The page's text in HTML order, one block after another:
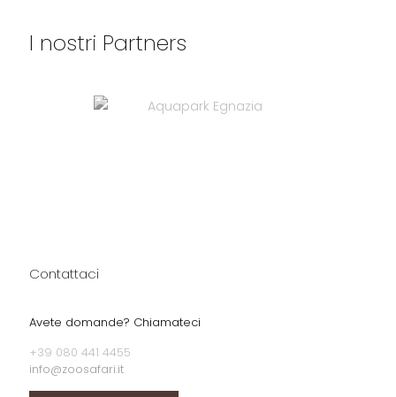
I nostri Partners
Contattaci
Avete domande? Chiamateci
+39 080 441 4455
info@zoosafari.it